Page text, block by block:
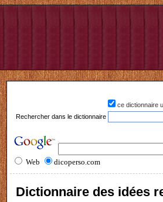
ce dictionnaire
Rechercher dans le dictionnaire
Web dicoperso.com
Dictionnaire des idées